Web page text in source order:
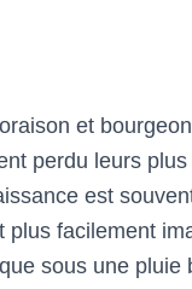
et
perdu leurs
est
facilement
sous une pluie